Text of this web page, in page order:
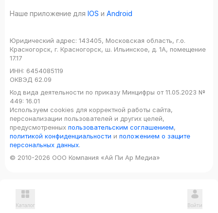
Наше приложение для IOS и Android
Юридический адрес: 143405, Московская область, г.о.
Красногорск, г. Красногорск, ш. Ильинское, д. 1А, помещение
17.17
ИНН: 6454085119
ОКВЭД 62.09
Код вида деятельности по приказу Минцифры от 11.05.2023 №
449: 16.01
Используем cookies для корректной работы сайта,
персонализации пользователей и других целей,
предусмотренных пользовательским соглашением,
политикой конфиденциальности и положением о защите
персональных данных.
© 2010-2026 ООО Компания «Ай Пи Ар Медиа»
Каталог Войти